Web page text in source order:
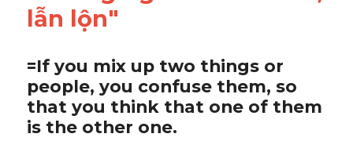
lẫn lộn"
=If you mix up two things or
people, you confuse them, so
that you think that one of them
is the other one.